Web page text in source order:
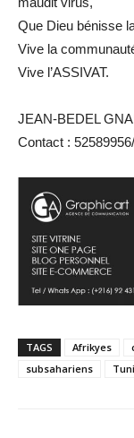
Que Dieu bénisse
Vive la
Vive l’ASSIVAT.
JEAN-BEDEL
Contact :
TAGS Afrikyes
subsahariens